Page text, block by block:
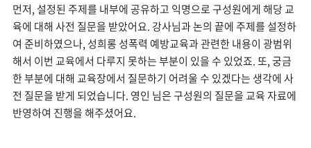
먼저, 설정된 주제를 내부에 공유하고 익명으로 구성원에게 해당 교
육에 대해 사전 질문을 받았어요. 강사님과 논의 끝에 주제를 설정하
여 준비하였으나, 성희롱 성폭력 예방교육과 관련한 내용이 광범위
해서 이번 교육에서 다루지 못하는 부분이 있을 수 있었죠. 또, 궁금
한 부분에 대해 교육장에서 질문하기 어려울 수 있겠다는 생각에 사
전 질문을 받게 되었습니다. 영인 님은 구성원의 질문을 교육 자료에
반영하여 진행을 해주셨어요.